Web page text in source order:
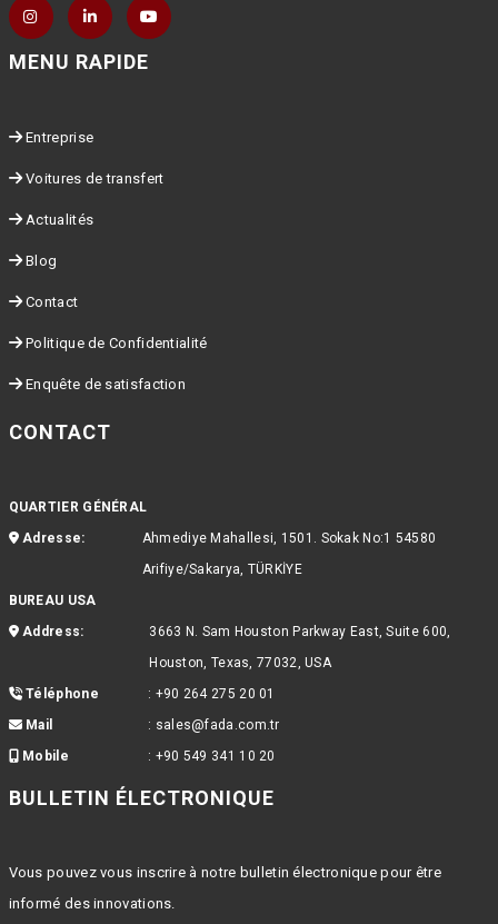
MENU RAPIDE
Entreprise
Voitures de transfert
Actualités
Blog
Contact
Politique de Confidentialité
Enquête de satisfaction
CONTACT
QUARTIER GÉNÉRAL
Adresse:
Ahmediye Mahallesi, 1501. Sokak No:1 54580
Arifiye/Sakarya, TÜRKİYE
BUREAU USA
Address:
3663 N. Sam Houston Parkway East, Suite 600,
Houston, Texas, 77032, USA
Téléphone
: +90 264 275 20 01
Mail
: sales@fada.com.tr
Mobile
: +90 549 341 10 20
BULLETIN ÉLECTRONIQUE
Vous pouvez vous inscrire à notre bulletin électronique pour être
informé des innovations.